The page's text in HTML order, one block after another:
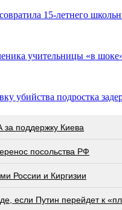
15-летнего
учительницы «в
убийства подростка
поддержку Киева
посольства РФ
России и Киргизии
если Путин перейдет к